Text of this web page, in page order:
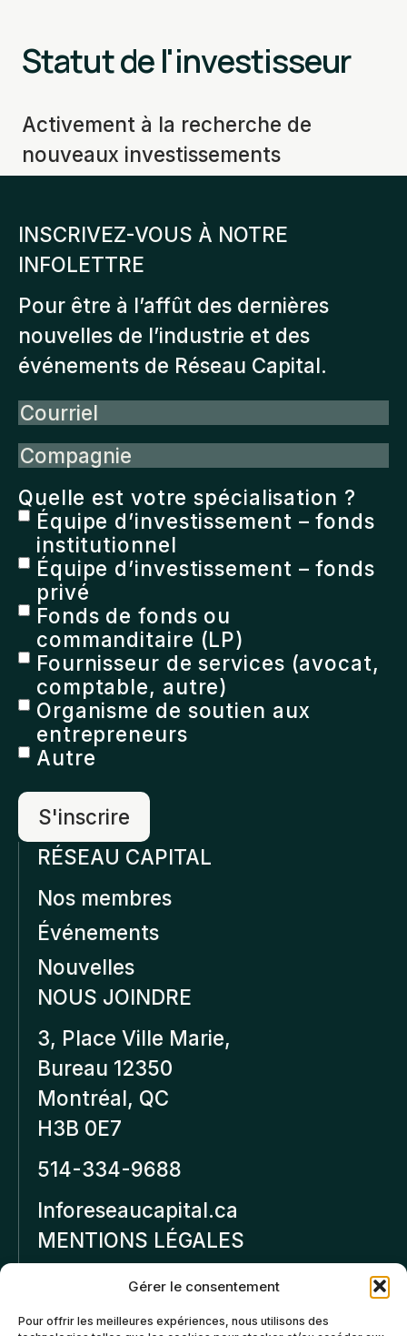
Gérer le consentement
Pour offrir les meilleures expériences, nous utilisons des
Statut de l'investisseur
Activement à la recherche de
nouveaux investissements
INSCRIVEZ-VOUS À NOTRE
INFOLETTRE
Pour être à l’affût des dernières
nouvelles de l’industrie et des
événements de Réseau Capital.
Courriel
Compagnie
Quelle est votre spécialisation ?
Équipe d’investissement – fonds
institutionnel
Équipe d’investissement – fonds
privé
Fonds de fonds ou
commanditaire (LP)
Fournisseur de services (avocat,
comptable, autre)
Organisme de soutien aux
entrepreneurs
Autre
RÉSEAU CAPITAL
Nos membres
Événements
Nouvelles
NOUS JOINDRE
3, Place Ville Marie,
Bureau 12350
Montréal, QC
H3B 0E7
514-334-9688
Inforeseaucapital.ca
MENTIONS LÉGALES
Politique de
confidentialité